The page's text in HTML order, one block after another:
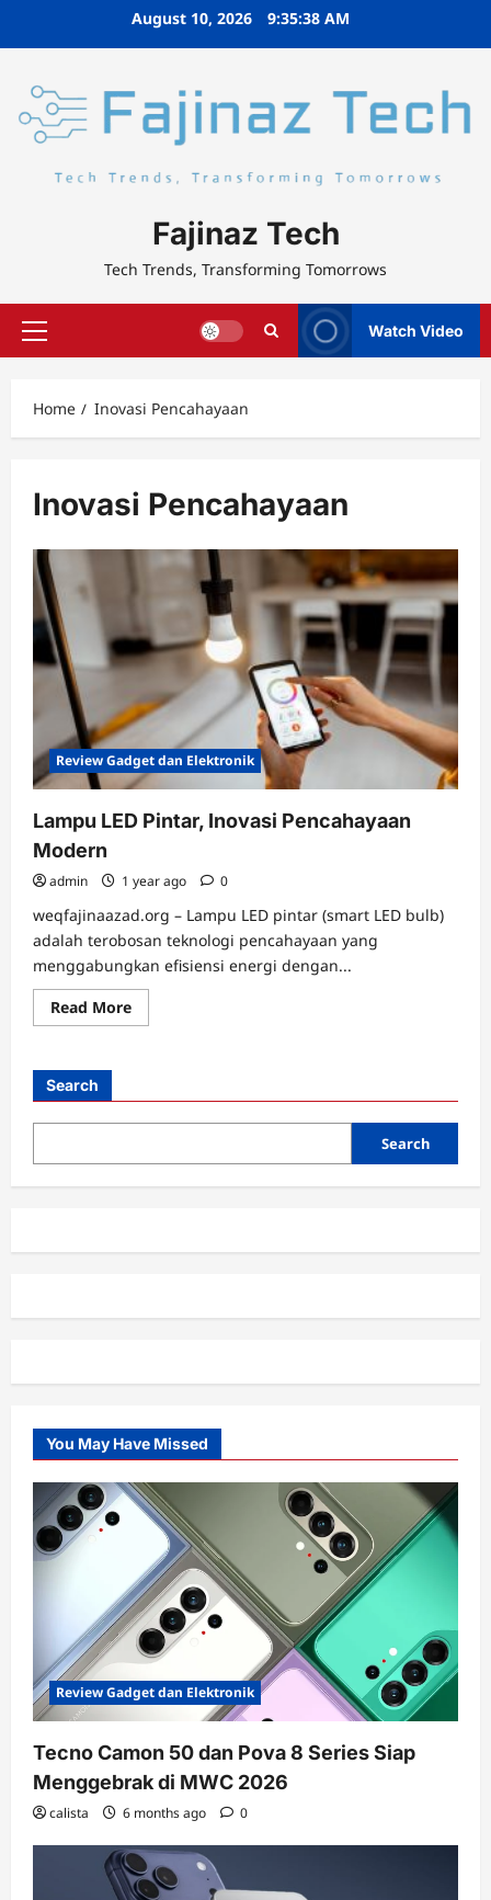
August 10, 2026 9:35:38 AM
Fajinaz Tech
Tech Trends, Transforming Tomorrows
Primary
Watch Video
Home Inovasi Pencahayaan
Inovasi Pencahayaan
Review Gadget dan Elektronik
Lampu LED Pintar, Inovasi Pencahayaan
Modern
admin 1 year ago 0
weqfajinaazad.org – Lampu LED pintar (smart LED bulb)
adalah terobosan teknologi pencahayaan yang
menggabungkan efisiensi energi dengan...
Read MoreRead
more
Inovasi
Modern
Search
Search
You May Have Missed
Review Gadget dan Elektronik
Tecno Camon 50 dan Pova 8 Series Siap
Menggebrak di MWC 2026
calista 6 months ago 0